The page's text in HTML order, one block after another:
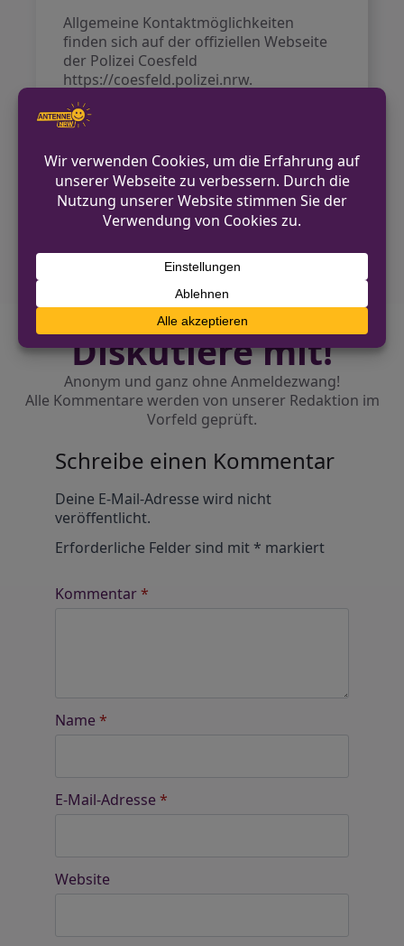
Allgemeine Kontaktmöglichkeiten
finden sich auf der offiziellen Webseite
der Polizei Coesfeld
https://coesfeld.polizei.nrw.
VORHERIGER BEITRAG
Unbekannter setzt Audi am Westpark in
Brand – Polizei sucht Zeugen
NÄCHSTER BEITRAG
Einbruch in Einfamilienhaus in Borken
Diskutiere mit!
Anonym und ganz ohne Anmeldezwang!
Alle Kommentare werden von unserer Redaktion im
Vorfeld geprüft.
Schreibe einen Kommentar
Deine E-Mail-Adresse wird nicht
veröffentlicht.
Erforderliche Felder sind mit * markiert
Kommentar*
Name *
E-Mail-Adresse *
Website